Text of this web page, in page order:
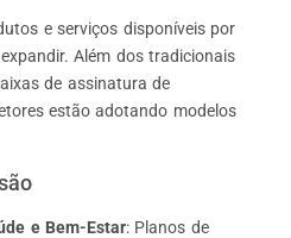
e serviços disponíveis por
Além dos tradicionais
de assinatura de
estão adotando modelos
e Bem-Estar: Planos de